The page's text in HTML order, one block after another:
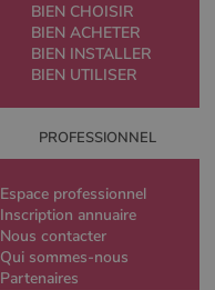
BIEN CHOISIR
BIEN ACHETER
BIEN INSTALLER
BIEN UTILISER
PROFESSIONNEL
Espace professionnel
Inscription annuaire
Nous contacter
Qui sommes-nous
Partenaires